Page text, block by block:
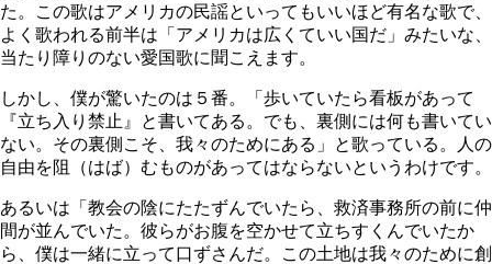
た。この歌はアメリカの民謡といってもいいほど有名な歌で、
よく歌われる前半は「アメリカは広くていい国だ」みたいな、
当たり障りのない愛国歌に聞こえます。
しかし、僕が驚いたのは５番。「歩いていたら看板があって
『立ち入り禁止』と書いてある。でも、裏側には何も書いてい
ない。その裏側こそ、我々のためにある」と歌っている。人の
自由を阻（はば）むものがあってはならないというわけです。
あるいは「教会の陰にたたずんでいたら、救済事務所の前に仲
間が並んでいた。彼らがお腹を空かせて立ちすくんでいたか
ら、僕は一緒に立って口ずさんだ。この土地は我々のために創